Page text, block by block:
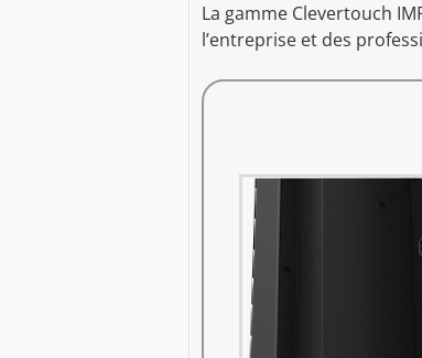
La gamme Clevertouch
l’entreprise et des